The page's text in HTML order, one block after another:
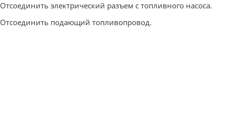
Отсоединить электрический разъем с топливного насоса.
Отсоединить подающий топливопровод.